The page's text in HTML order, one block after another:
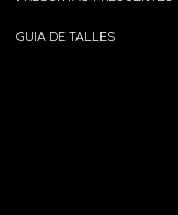
GUIA DE TALLES